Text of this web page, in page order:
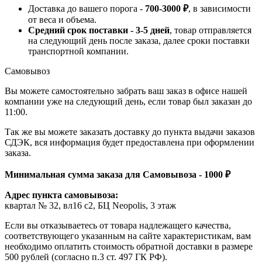
Доставка до вашего порога - 700-3000 ₽, в зависимости
от веса и объема.
Средний срок поставки - 3-5 дней, товар отправляется
на следующий день после заказа, далее сроки поставки
транспортной компании.
Самовывоз
Вы можете самостоятельно забрать ваш заказ в офисе нашей
компании уже на следующий день, если товар был заказан до
11:00.
Так же вы можете заказать доставку до пункта выдачи заказов
СДЭК, вся информация будет предоставлена при оформлении
заказа.
Минимальная сумма заказа для Самовывоза - 1000 ₽
Адрес пункта самовывоза:
квартал № 32, вл16 с2, БЦ Neopolis, 3 этаж
Если вы отказываетесь от товара надлежащего качества,
соответствующего указанным на сайте характеристикам, вам
необходимо оплатить стоимость обратной доставки в размере
500 рублей (согласно п.3 ст. 497 ГК РФ).